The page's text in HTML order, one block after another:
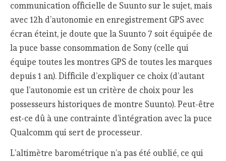
communication officielle de Suunto sur le sujet, mais
avec 12h d’autonomie en enregistrement GPS avec
écran éteint, je doute que la Suunto 7 soit équipée de
la puce basse consommation de Sony (celle qui
équipe toutes les montres GPS de toutes les marques
depuis 1 an). Difficile d’expliquer ce choix (d’autant
que l’autonomie est un critère de choix pour les
possesseurs historiques de montre Suunto). Peut-être
est-ce dû à une contrainte d’intégration avec la puce
Qualcomm qui sert de processeur.
L’altimètre barométrique n’a pas été oublié, ce qui